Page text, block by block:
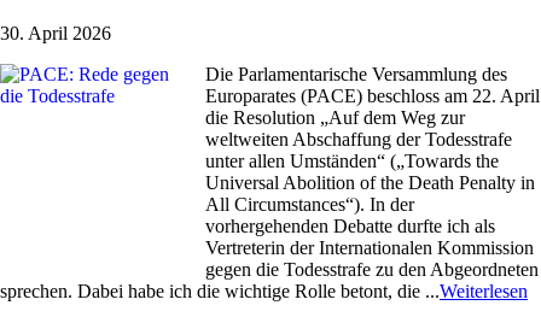
30. April 2026
Die Parlamentarische Versammlung des
Europarates (PACE) beschloss am 22. April
die Resolution „Auf dem Weg zur
weltweiten Abschaffung der Todesstrafe
unter allen Umständen“ („Towards the
Universal Abolition of the Death Penalty in
All Circumstances“). In der
vorhergehenden Debatte durfte ich als
Vertreterin der Internationalen Kommission
gegen die Todesstrafe zu den Abgeordneten
sprechen. Dabei habe ich die wichtige Rolle betont, die ...Weiterlesen